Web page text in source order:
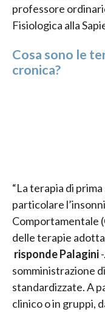
professore
Fisiologica alla
Cosa sono le
cronica?
“La terapia di
particolare
Comportamentale
delle terapie
risponde Palagini
somministrazione
standardizzate. A
clinico o in gruppi,